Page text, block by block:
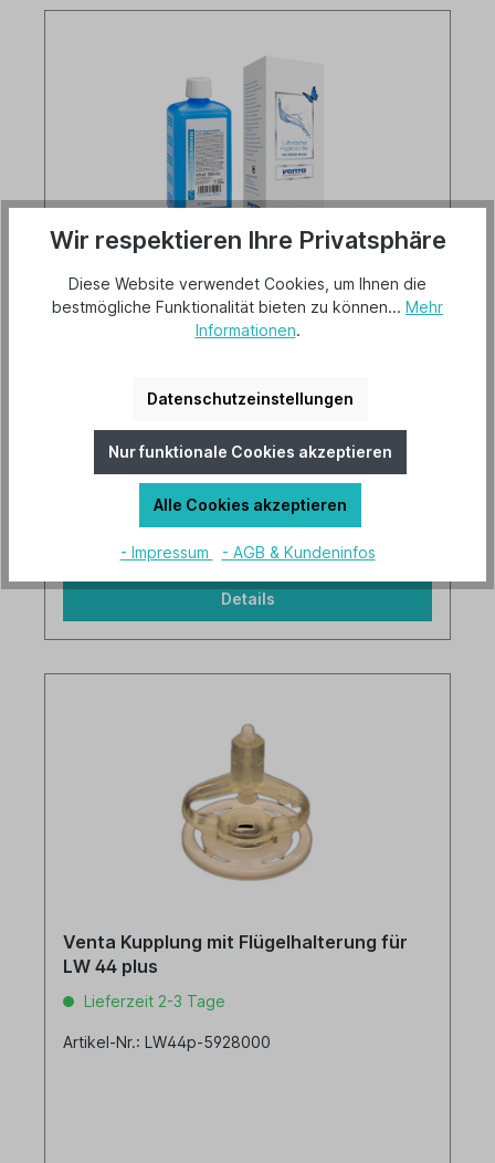
Venta Hygienemittel 500 ml
Lieferzeit 2-3 Tage
Original LW15 / LW25 / LW45
Comfort Plus LW25 / LW45
und für ältere Venta Luftwäscher:
LW31/41 / LW14 / LW24 / LW 24plus / LW44 /
LW80 / LW81 / LW82
0.5 Liter(33,98 €* / 1 Liter)
Details
Venta Kupplung mit Flügelhalterung für
LW 44 plus
Lieferzeit 2-3 Tage
Artikel-Nr.: LW44p-5928000
Wir respektieren Ihre Privatsphäre
Diese Website verwendet Cookies, um Ihnen die
bestmögliche Funktionalität bieten zu können... Mehr
Informationen.
Datenschutzeinstellungen
Nur funktionale Cookies akzeptieren
Alle Cookies akzeptieren
- Impressum - AGB & Kundeninfos